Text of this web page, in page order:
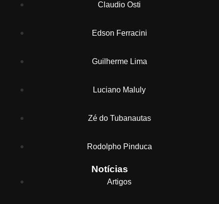
Claudio Osti
Edson Ferracini
Guilherme Lima
Luciano Maluly
Zé do Tubanautas
Rodolpho Pinduca
Notícias
Artigos